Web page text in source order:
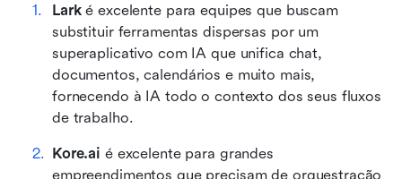
Lark é excelente para equipes que buscam
substituir ferramentas dispersas por um
superaplicativo com IA que unifica chat,
documentos, calendários e muito mais,
fornecendo à IA todo o contexto dos seus fluxos
de trabalho.
Kore.ai é excelente para grandes
empreendimentos que precisam de orquestração